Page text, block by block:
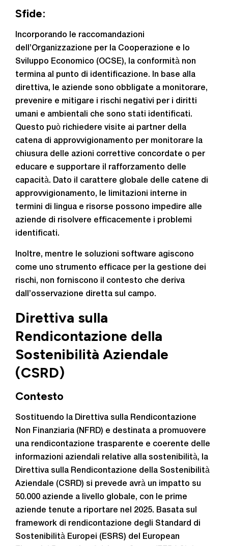
Sfide:
Incorporando le raccomandazioni
dell’Organizzazione per la Cooperazione e lo
Sviluppo Economico (OCSE), la conformità non
termina al punto di identificazione. In base alla
direttiva, le aziende sono obbligate a monitorare,
prevenire e mitigare i rischi negativi per i diritti
umani e ambientali che sono stati identificati.
Questo può richiedere visite ai partner della
catena di approvvigionamento per monitorare la
chiusura delle azioni correttive concordate o per
educare e supportare il rafforzamento delle
capacità. Dato il carattere globale delle catene di
approvvigionamento, le limitazioni interne in
termini di lingua e risorse possono impedire alle
aziende di risolvere efficacemente i problemi
identificati.
Inoltre, mentre le soluzioni software agiscono
come uno strumento efficace per la gestione dei
rischi, non forniscono il contesto che deriva
dall’osservazione diretta sul campo.
Direttiva sulla
Rendicontazione della
Sostenibilità Aziendale
(CSRD)
Contesto
Sostituendo la Direttiva sulla Rendicontazione
Non Finanziaria (NFRD) e destinata a promuovere
una rendicontazione trasparente e coerente delle
informazioni aziendali relative alla sostenibilità, la
Direttiva sulla Rendicontazione della Sostenibilità
Aziendale (CSRD) si prevede avrà un impatto su
50.000 aziende a livello globale, con le prime
aziende tenute a riportare nel 2025. Basata sul
framework di rendicontazione degli Standard di
Sostenibilità Europei (ESRS) del European